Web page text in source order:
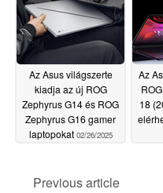
Az Asus világszerte
kiadja az új ROG
Zephyrus G14 és ROG
Zephyrus G16 gamer
laptopokat 02/26/2025
Az
18
Previous article